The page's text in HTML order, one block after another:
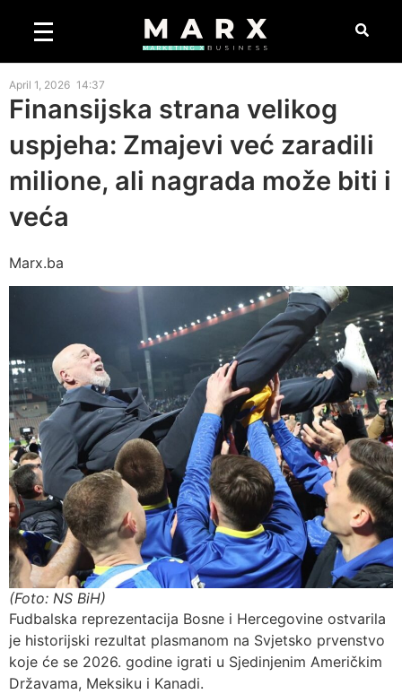
April 1, 2026 14:37
Finansijska strana velikog
uspjeha: Zmajevi već zaradili
milione, ali nagrada može biti i
veća
Marx.ba
(Foto: NS BiH)
Fudbalska reprezentacija Bosne i Hercegovine ostvarila
je historijski rezultat plasmanom na Svjetsko prvenstvo
koje će se 2026. godine igrati u Sjedinjenim Američkim
Državama, Meksiku i Kanadi.